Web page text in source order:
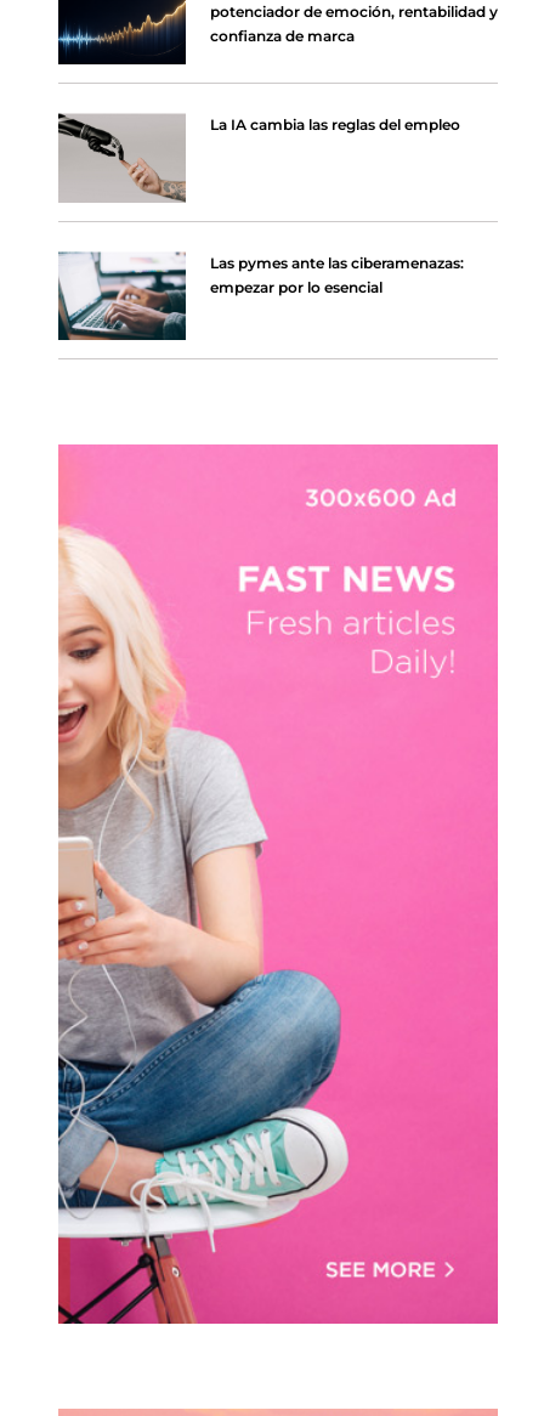
potenciador de emoción, rentabilidad y
confianza de marca
La IA cambia las reglas del empleo
Las pymes ante las ciberamenazas:
empezar por lo esencial